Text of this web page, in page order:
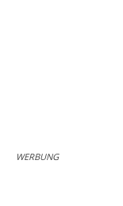
WERBUNG